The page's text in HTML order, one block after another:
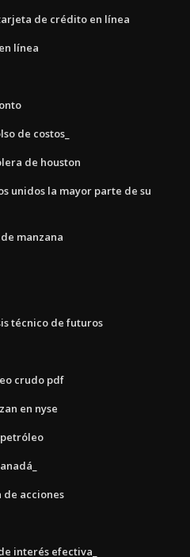
de crédito en línea
línea
de costos_
de houston
unidos la mayor parte de su
manzana
técnico de futuros
crudo pdf
en nyse
de acciones
interés efectiva_